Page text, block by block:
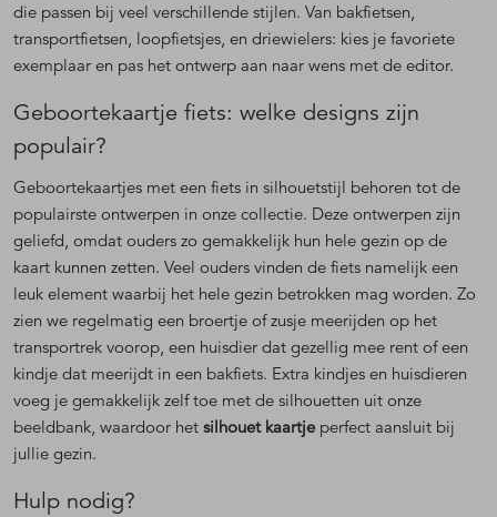
die passen bij veel verschillende stijlen. Van bakfietsen,
transportfietsen, loopfietsjes, en driewielers: kies je favoriete
exemplaar en pas het ontwerp aan naar wens met de editor.
Geboortekaartje fiets: welke designs zijn
populair?
Geboortekaartjes met een fiets in silhouetstijl behoren tot de
populairste ontwerpen in onze collectie. Deze ontwerpen zijn
geliefd, omdat ouders zo gemakkelijk hun hele gezin op de
kaart kunnen zetten. Veel ouders vinden de fiets namelijk een
leuk element waarbij het hele gezin betrokken mag worden. Zo
zien we regelmatig een broertje of zusje meerijden op het
transportrek voorop, een huisdier dat gezellig mee rent of een
kindje dat meerijdt in een bakfiets. Extra kindjes en huisdieren
voeg je gemakkelijk zelf toe met de silhouetten uit onze
beeldbank, waardoor het silhouet kaartjeperfect aansluit bij
jullie gezin.
Hulp nodig?